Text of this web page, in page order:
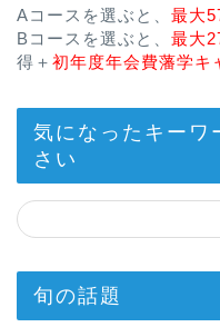
Aコースを選ぶと、 最大
Bコースを選ぶと、 最大
得＋ 初年度年会費藩学キ
気になったキーワ
さい
旬の話題